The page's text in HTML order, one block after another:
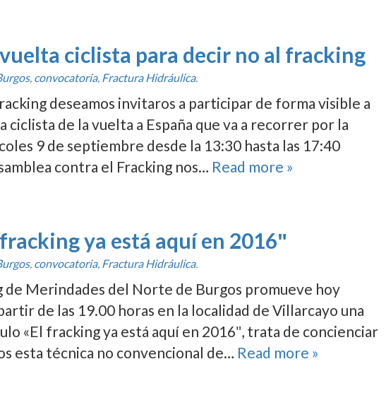
ciclista para decir no al fracking
, convocatoria, Fractura Hidráulica.
deseamos invitaros a participar de forma visible a
ciclista de la vuelta a España que va a recorrer por la
9 de septiembre desde la 13:30 hasta las 17:40
contra el Fracking nos… Read more »
ya está aquí­ en 2016″
, convocatoria, Fractura Hidráulica.
de Merindades del Norte de Burgos promueve hoy
de las 19.00 horas en la localidad de Villarcayo una
«El fracking ya está aquí­ en 2016″, trata de concienciar
esta técnica no convencional de… Read more »